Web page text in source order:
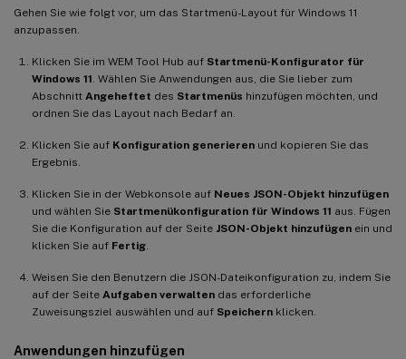
Gehen Sie wie folgt vor, um das Startmenü-Layout für Windows 11
anzupassen.
Klicken Sie im WEM Tool Hub auf Startmenü-Konfigurator für
Windows 11 . Wählen Sie Anwendungen aus, die Sie lieber zum
Abschnitt Angeheftet des Startmenüs hinzufügen möchten, und
ordnen Sie das Layout nach Bedarf an.
Klicken Sie auf Konfiguration generieren und kopieren Sie das
Ergebnis.
Klicken Sie in der Webkonsole auf Neues JSON-Objekt hinzufügen
und wählen Sie Startmenükonfiguration für Windows 11 aus. Fügen
Sie die Konfiguration auf der Seite JSON-Objekt hinzufügen ein und
klicken Sie auf Fertig
Weisen Sie den Benutzern die JSON-Dateikonfiguration zu, indem Sie
auf der Seite Aufgaben verwalten das erforderliche
Zuweisungsziel auswählen und auf Speichern klicken.
Anwendungen hinzufügen